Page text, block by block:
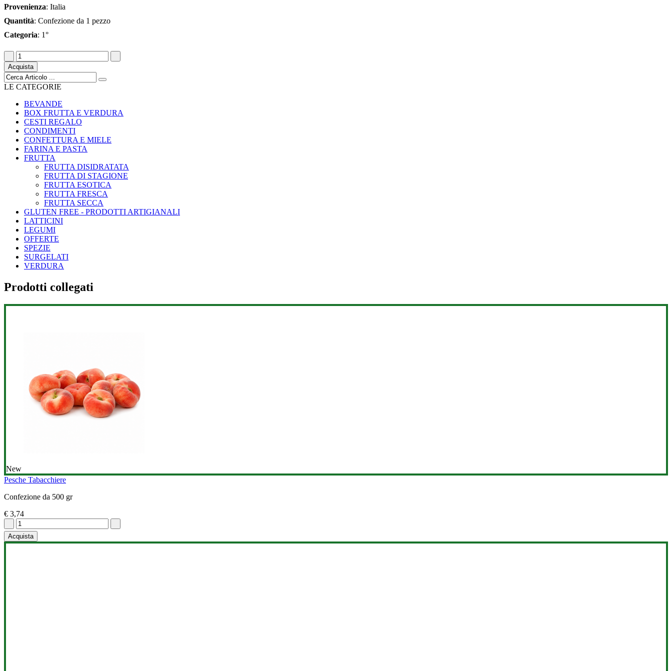
Provenienza: Italia
Quantità: Confezione da 1 pezzo
Categoria: 1°
Acquista
LE CATEGORIE
BEVANDE
BOX FRUTTA E VERDURA
CESTI REGALO
CONDIMENTI
CONFETTURA E MIELE
FARINA E PASTA
FRUTTA
FRUTTA DISIDRATATA
FRUTTA DI STAGIONE
FRUTTA ESOTICA
FRUTTA FRESCA
FRUTTA SECCA
GLUTEN FREE - PRODOTTI ARTIGIANALI
LATTICINI
LEGUMI
OFFERTE
SPEZIE
SURGELATI
VERDURA
Prodotti collegati
New
Pesche Tabacchiere
Confezione da 500 gr
€ 3,74
Acquista